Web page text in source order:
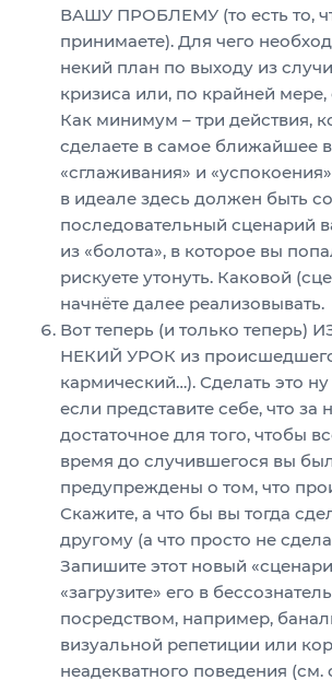
ВАШУ ПРОБЛЕМУ (то есть то,
принимаете). Для чего
некий план по выходу из
кризиса или, по крайней мере,
Как минимум – три действия,
сделаете в самое ближайшее
«сглаживания» и
в идеале здесь должен быть
последовательный сценарий
из «болота», в которое вы
рискуете утонуть. Каковой
начнёте далее реализовывать.
Вот теперь (и только теперь)
НЕКИЙ УРОК из
кармический…). Сделать это
если представите себе, что за
достаточное для того, чтобы
время до случившегося вы
предупреждены о том, что
Скажите, а что бы вы тогда
другому (а что просто не
Запишите этот новый
«загрузите» его в
посредством, например,
визуальной репетиции или
неадекватного поведения (см.